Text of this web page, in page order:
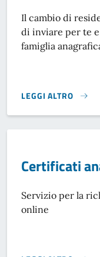
Il cambio di
di inviare per te
famiglia
LEGGI ALTRO
CAMBIO DI
Certificati
Servizio per la
online